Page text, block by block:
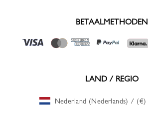
BETAALMETHODEN
LAND / REGIO
Nederland (Nederlands) / (€)